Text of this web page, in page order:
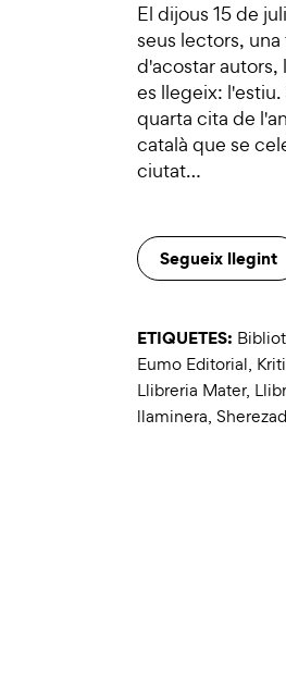
El dijous 15 de
seus lectors,
d'acostar autors,
es llegeix:
quarta cita de
català que se
ciutat…
Segueix llegint
ETIQUETES:
Eumo Editorial,
Llibreria Mater,
llaminera,